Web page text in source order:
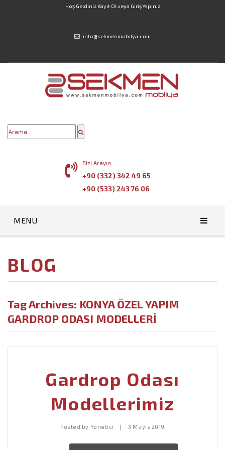
Hoş Geldiniz Kayıt Ol veya Giriş Yapınız
: info@sekmenmobilya.com
Bizi Arayın
+90 (332) 342 49 65
+90 (533) 243 76 06
MENU
Kurumsal +
Misyon – Vizyon
Mutfak Modelleri
Gardrop Modelleri
Makam Odası Dekorasyon
Spor Salonu Modelleri
Referanslarımız
BLOG
Tag Archives: KONYA ÖZEL YAPIM
GARDROP ODASI MODELLERI
Gardrop Odası
Modellerimiz
Posted by Yönetici | 3 Mayıs 2019